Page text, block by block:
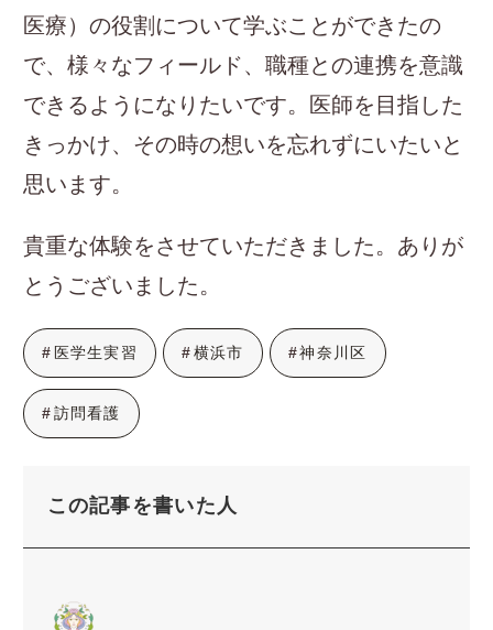
医療）の役割について学ぶことができたの
で、様々なフィールド、職種との連携を意識
できるようになりたいです。医師を目指した
きっかけ、その時の想いを忘れずにいたいと
思います。
貴重な体験をさせていただきました。ありが
とうございました。
医学生実習 横浜市 神奈川区
訪問看護
この記事を書いた人